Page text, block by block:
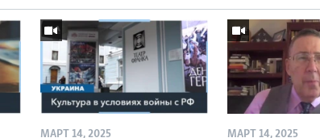
МАРТ 14, 2025 МАРТ 14, 2025